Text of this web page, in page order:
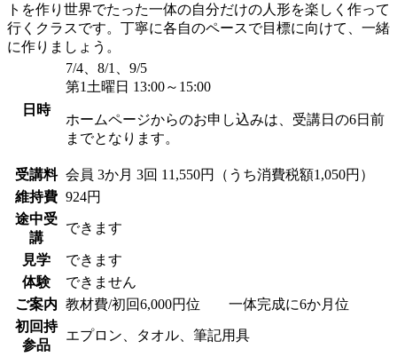
トを作り世界でたった一体の自分だけの人形を楽しく作って
行くクラスです。丁寧に各自のペースで目標に向けて、一緒
に作りましょう。
日時
7/4、8/1、9/5
第1土曜日 13:00～15:00
ホームページからのお申し込みは、受講日の6日前
までとなります。
受講料 会員 3か月 3回 11,550円（うち消費税額1,050円）
維持費 924円
途中受
講
できます
見学
できます
体験
できません
ご案内 教材費/初回6,000円位 一体完成に6か月位
初回持
参品
エプロン、タオル、筆記用具